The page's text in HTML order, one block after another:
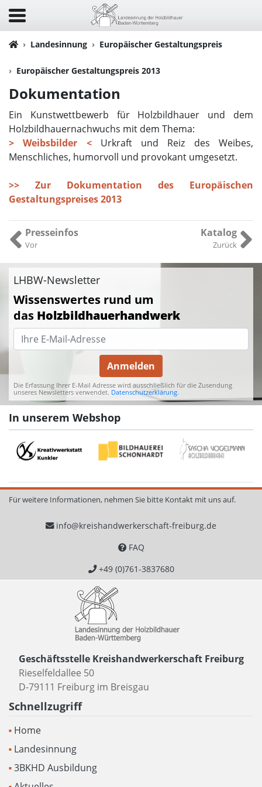
Landesinnung Europäischer Gestaltungspreis
Europäischer Gestaltungspreis 2013
Dokumentation
Ein Kunstwettbewerb für Holzbildhauer und dem
Holzbildhauernachwuchs mit dem Thema:
> Weibsbilder <
Urkraft und Reiz des Weibes,
Menschliches, humorvoll und provokant umgesetzt.
>> Zur Dokumentation des Europäischen
Gestaltungspreises 2013
Presseinfos
Vor
Katalog
Zurück
LHBW-Newsletter
Wissenswertes rund um
das Holzbildhauerhandwerk
Anmelden
Die Erfassung Ihrer E-Mail Adresse wird ausschließlich für die Zusendung
unseres Newsletters verwendet. Datenschutzerklärung.
In unserem Webshop
Für weitere Informationen, nehmen Sie bitte Kontakt mit uns auf.
info@kreishandwerkerschaft-freiburg.de
FAQ
+49 (0)761-3837680
Geschäftsstelle Kreishandwerkerschaft Freiburg
Rieselfeldallee 50
D-79111 Freiburg im Breisgau
Schnellzugriff
Home
Landesinnung
3BKHD Ausbildung